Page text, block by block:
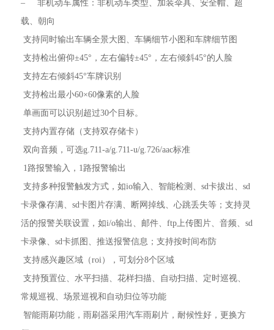
– 非机动车属性：非机动车类型、加装伞具、安全帽、超
载、朝向
 支持同时输出车辆全景大图、车辆细节小图和车牌细节图
 支持检出俯仰±45°，左右偏转±45°，左右倾斜45°的人脸
 支持左右倾斜45°车牌识别
 支持检出最小60×60像素的人脸
 单画面可以识别超过30个目标。
 支持内置存储（支持双存储卡）
 双向音频，可选g.711-a/g.711-u/g.726/aac标准
 1路报警输入，1路报警输出
 支持多种报警触发方式，如io输入、智能检测、sd卡拔出、sd
卡录像存满、sd卡图片存满、断网掉线、心跳丢失等；支持灵
活的报警关联设置，如i/o输出、邮件、ftp上传图片、音频、sd
卡录像、sd卡抓图、推送报警信息；支持按时间布防
 支持感兴趣区域（roi），可划分8个区域
 支持预置位、水平扫描、花样扫描、自动扫描、定时巡视、
常规巡视、场景巡视和自动归位等功能
 智能雨刷功能，雨刷器采用汽车雨刷片，耐候性好，更换方